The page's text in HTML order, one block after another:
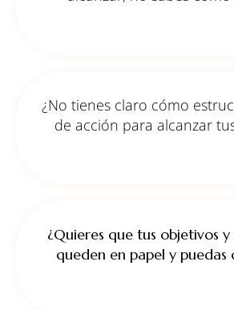
¿No tienes claro cómo
de acción para alcanzar
¿Quieres que tus objetivos
queden en papel y puedas